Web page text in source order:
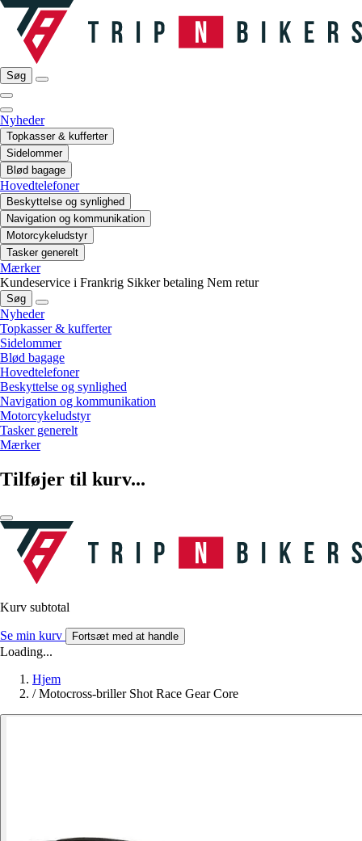
Søg
Nyheder
Topkasser & kufferter
Sidelommer
Blød bagage
Hovedtelefoner
Beskyttelse og synlighed
Navigation og kommunikation
Motorcykeludstyr
Tasker generelt
Mærker
Kundeservice i Frankrig Sikker betaling Nem retur
Søg
Nyheder
Topkasser & kufferter
Sidelommer
Blød bagage
Hovedtelefoner
Beskyttelse og synlighed
Navigation og kommunikation
Motorcykeludstyr
Tasker generelt
Mærker
Tilføjer til kurv...
Kurv subtotal
Se min kurv Fortsæt med at handle
Loading...
Hjem
/ Motocross-briller Shot Race Gear Core